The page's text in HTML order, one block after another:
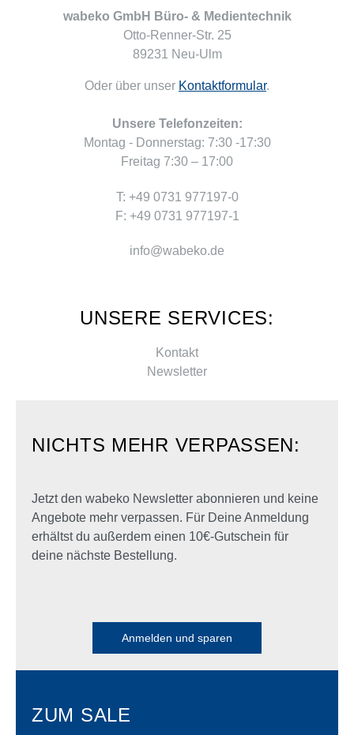
wabeko GmbH Büro- & Medientechnik
Otto-Renner-Str. 25
89231 Neu-Ulm
Oder über unser Kontaktformular.
Unsere Telefonzeiten:
Montag - Donnerstag: 7:30 -17:30
Freitag 7:30 – 17:00
T: +49 0731 977197-0
F: +49 0731 977197-1
info@wabeko.de
UNSERE SERVICES:
Kontakt
Newsletter
NICHTS MEHR VERPASSEN:
Jetzt den wabeko Newsletter abonnieren und keine
Angebote mehr verpassen. Für Deine Anmeldung
erhältst du außerdem einen 10€-Gutschein für
deine nächste Bestellung.
Anmelden und sparen
ZUM SALE